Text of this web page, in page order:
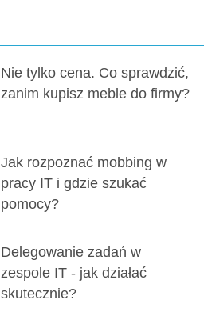
Nie tylko cena. Co sprawdzić,
zanim kupisz meble do firmy?
Jak rozpoznać mobbing w
pracy IT i gdzie szukać
pomocy?
Delegowanie zadań w
zespole IT - jak działać
skutecznie?